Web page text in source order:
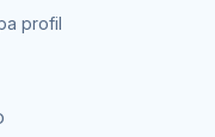
med anpassad
profil